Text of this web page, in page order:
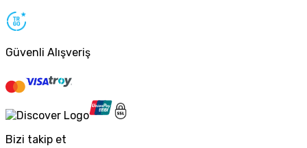
Güvenli Alışveriş
Bizi takip et